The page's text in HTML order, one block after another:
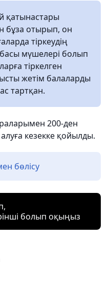
қатынастары
бұза отырып, он
тіркеудің
мүшелері болып
тіркелген
жетім балаларды
тартқан.
200-ден
кезекке қойылды.
бөлісу
болып оқыңыз